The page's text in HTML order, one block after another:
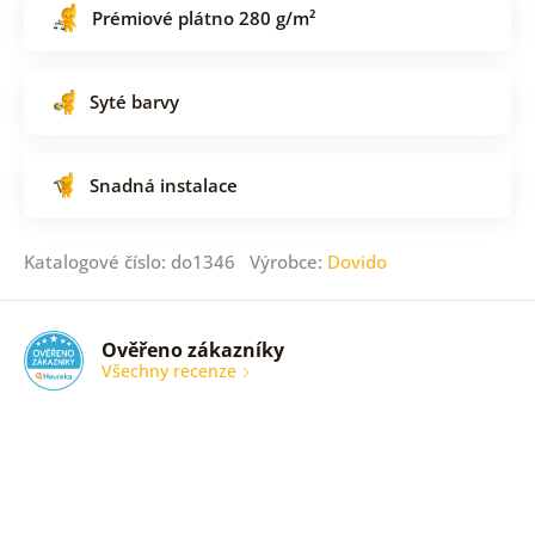
Prémiové plátno 280 g/m²
Syté barvy
Snadná instalace
Katalogové číslo: do1346 Výrobce: Dovido
Ověřeno zákazníky
Všechny recenze